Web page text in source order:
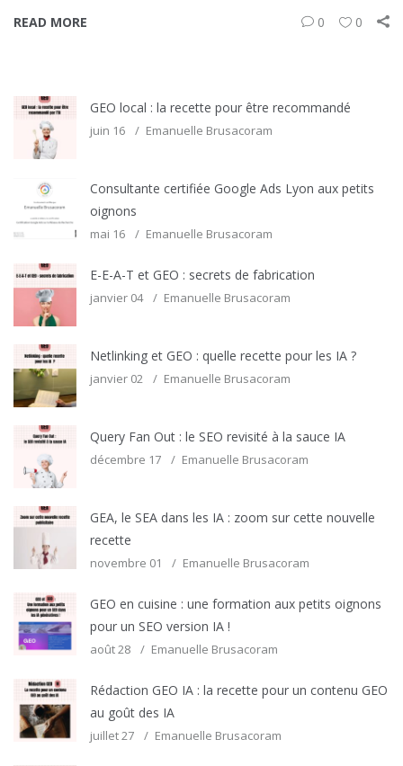
READ MORE 0 0
GEO local : la recette pour être recommandé
juin 16 Emanuelle Brusacoram
Consultante certifiée Google Ads Lyon aux petits
oignons
mai 16 Emanuelle Brusacoram
E-E-A-T et GEO : secrets de fabrication
janvier 04 Emanuelle Brusacoram
Netlinking et GEO : quelle recette pour les IA ?
janvier 02 Emanuelle Brusacoram
Query Fan Out : le SEO revisité à la sauce IA
décembre 17 Emanuelle Brusacoram
GEA, le SEA dans les IA : zoom sur cette nouvelle
recette
novembre 01 Emanuelle Brusacoram
GEO en cuisine : une formation aux petits oignons
pour un SEO version IA !
août 28 Emanuelle Brusacoram
Rédaction GEO IA : la recette pour un contenu GEO
au goût des IA
juillet 27 Emanuelle Brusacoram